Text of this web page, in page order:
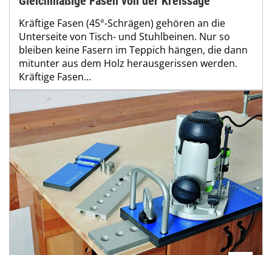
Kräftige Fasen (45°-Schrägen) gehören an die
Unterseite von Tisch- und Stuhlbeinen. Nur so
bleiben keine Fasern im Teppich hängen, die dann
mitunter aus dem Holz herausgerissen werden.
Kräftige Fasen...